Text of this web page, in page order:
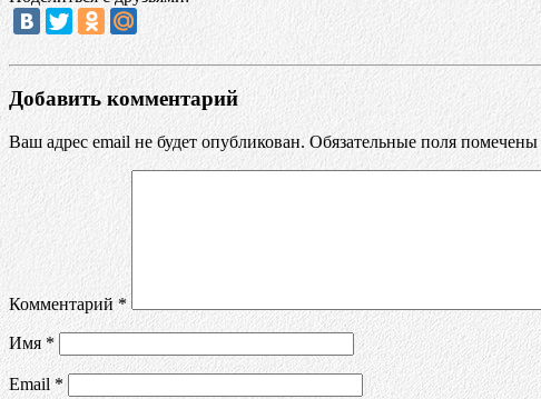
Добавить комментарий
Ваш адрес email не будет опубликован. Обязательные поля помечены
Комментарий*
Имя *
Email *